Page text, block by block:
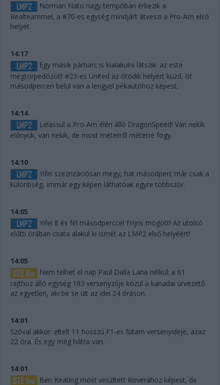
Norman Nato nagy tempóban érkezik a
Realteammel, a #70-es egység mindjárt átveszi a Pro-Am első
helyét.
14:17
Egy másik párharc is kialakulni látszik: az este
megtorpedózott #23-es United az ötödik helyért küzd, öt
másodpercen belül van a lengyel pékautóhoz képest.
14:14
Lelassul a Pro-Am élén álló DragonSpeed! Van nekik
előnyük, van nekik, de most méterről méterre fogy.
14:10
Yifei szeznzációsan megy, hat másodperc már csak a
különbség, immár egy képen láthatóak egyre többször.
14:05
Yifei 8 és fél másodperccel Frijns mögött! Az utolsó
előtti órában csata alakul ki ismét az LMP2 első helyéért!
14:05
Nem telhet el nap Paul Dalla Lana nélkül: a 61
rajthoz álló egység 183 versenyzője közül a kanadai úrvezető
az egyetlen, aki be se ült az idei 24 óráson.
14:01
Szóval akkor: eltelt 11 hosszú F1-es futam versenyideje, azaz
22 óra. És egy még hátra van.
14:01
Ben Keating most veszített Roverához képest, de